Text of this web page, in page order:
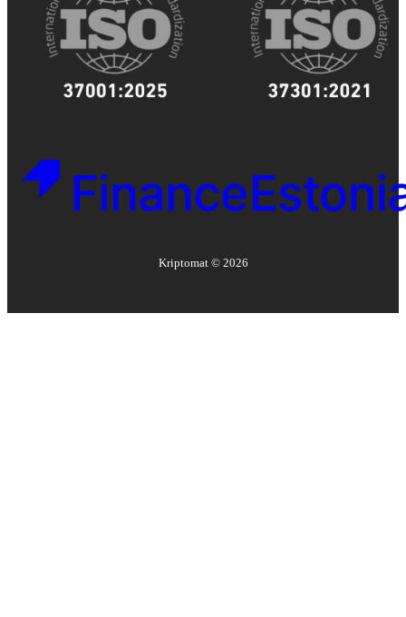
Kriptomat © 2026